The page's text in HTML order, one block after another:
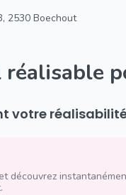
2530 Boechout
réalisable
votre
découvrez